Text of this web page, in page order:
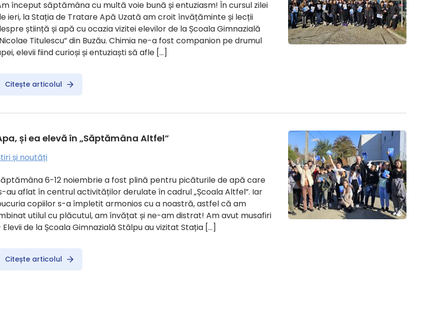
început săptămâna cu multă voie bună și entuziasm! În cursul zilei
ieri, la Stația de Tratare Apă Uzată am croit învățăminte și lecții
știință și apă cu ocazia vizitei elevilor de la Școala Gimnazială
Titulescu” din Buzău. Chimia ne-a fost companion pe drumul
elevii fiind curioși și entuziaști să afle […]
Citește articolul
și ea elevă în „Săptămâna Altfel”
și noutăți
6-12 noiembrie a fost plină pentru picăturile de apă care
au aflat în centrul activităților derulate în cadrul „Școala Altfel”. Iar
copiilor s-a împletit armonios cu a noastră, astfel că am
utilul cu plăcutul, am învățat și ne-am distrat! Am avut musafiri
Elevii de la Școala Gimnazială Stâlpu au vizitat Stația […]
Citește articolul